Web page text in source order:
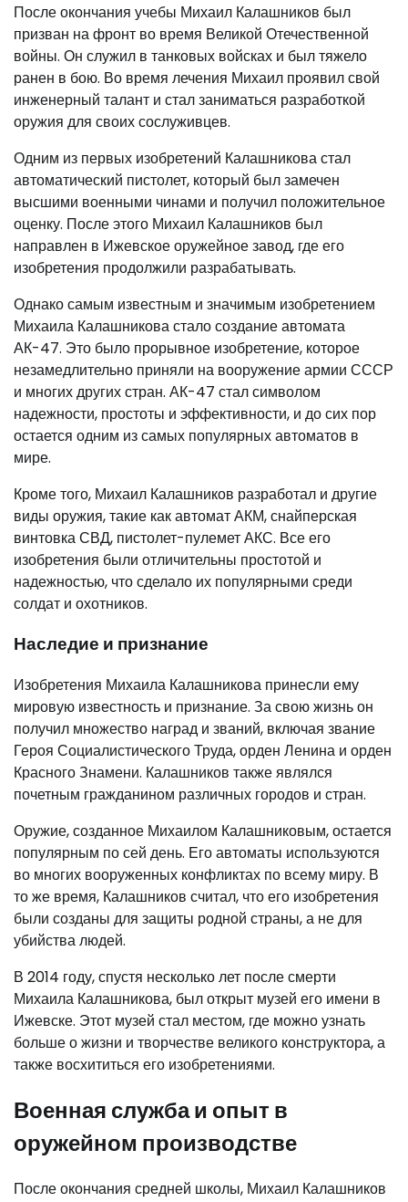
После окончания учебы Михаил Калашников был
призван на фронт во время Великой Отечественной
войны. Он служил в танковых войсках и был тяжело
ранен в бою. Во время лечения Михаил проявил свой
инженерный талант и стал заниматься разработкой
оружия для своих сослуживцев.
Одним из первых изобретений Калашникова стал
автоматический пистолет, который был замечен
высшими военными чинами и получил положительное
оценку. После этого Михаил Калашников был
направлен в Ижевское оружейное завод, где его
изобретения продолжили разрабатывать.
Однако самым известным и значимым изобретением
Михаила Калашникова стало создание автомата
АК-47. Это было прорывное изобретение, которое
незамедлительно приняли на вооружение армии СССР
и многих других стран. АК-47 стал символом
надежности, простоты и эффективности, и до сих пор
остается одним из самых популярных автоматов в
мире.
Кроме того, Михаил Калашников разработал и другие
виды оружия, такие как автомат АКМ, снайперская
винтовка СВД, пистолет-пулемет АКС. Все его
изобретения были отличительны простотой и
надежностью, что сделало их популярными среди
солдат и охотников.
Наследие и признание
Изобретения Михаила Калашникова принесли ему
мировую известность и признание. За свою жизнь он
получил множество наград и званий, включая звание
Героя Социалистического Труда, орден Ленина и орден
Красного Знамени. Калашников также являлся
почетным гражданином различных городов и стран.
Оружие, созданное Михаилом Калашниковым, остается
популярным по сей день. Его автоматы используются
во многих вооруженных конфликтах по всему миру. В
то же время, Калашников считал, что его изобретения
были созданы для защиты родной страны, а не для
убийства людей.
В 2014 году, спустя несколько лет после смерти
Михаила Калашникова, был открыт музей его имени в
Ижевске. Этот музей стал местом, где можно узнать
больше о жизни и творчестве великого конструктора, а
также восхититься его изобретениями.
Военная служба и опыт в
оружейном производстве
После окончания средней школы, Михаил Калашников